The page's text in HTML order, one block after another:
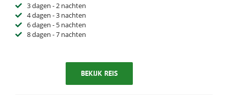
3 dagen - 2 nachten
4 dagen - 3 nachten
6 dagen - 5 nachten
8 dagen - 7 nachten
BEKIJK REIS